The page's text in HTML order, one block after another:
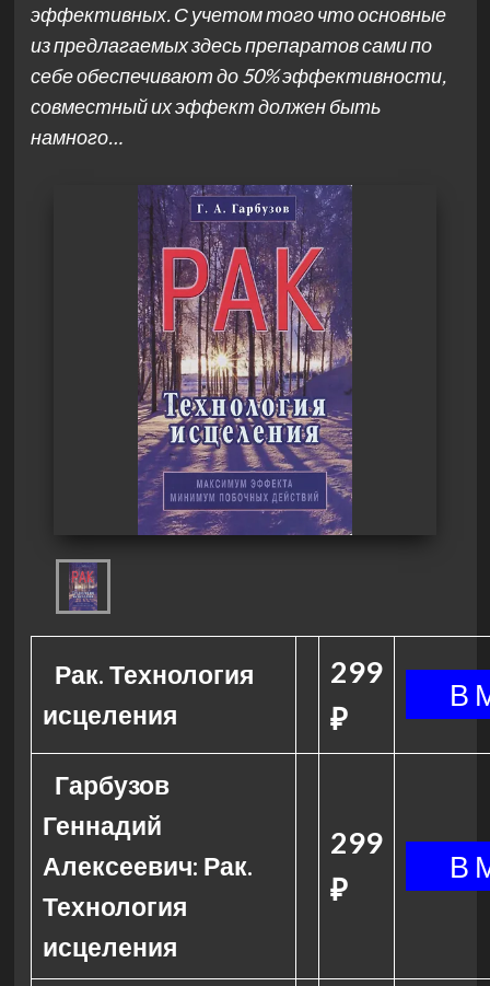
эффективных. С учетом того что основные
из предлагаемых здесь препаратов сами по
себе обеспечивают до 50% эффективности,
совместный их эффект должен быть
намного…
Рак. Технология
исцеления
299
₽
Гарбузов
Геннадий
Алексеевич: Рак.
Технология
исцеления
299
₽